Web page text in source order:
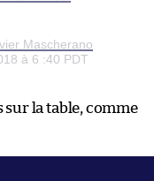
Mascherano
à 6 :40 PDT
sur la table, comme